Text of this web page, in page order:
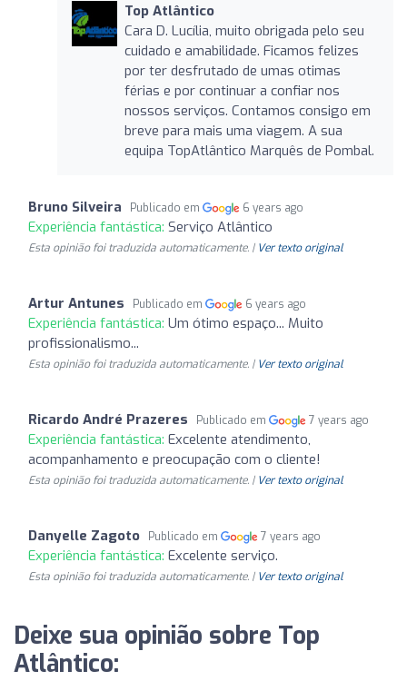
Top Atlântico
Cara D. Lucília, muito obrigada pelo seu
cuidado e amabilidade. Ficamos felizes
por ter desfrutado de umas otimas
férias e por continuar a confiar nos
nossos serviços. Contamos consigo em
breve para mais uma viagem. A sua
equipa TopAtlântico Marquês de Pombal.
Bruno Silveira Publicado em 6 years ago
Experiência fantástica: Serviço Atlântico
Esta opinião foi traduzida automaticamente. | Ver texto original
Artur Antunes Publicado em 6 years ago
Experiência fantástica: Um ótimo espaço... Muito
profissionalismo...
Esta opinião foi traduzida automaticamente. | Ver texto original
Ricardo André Prazeres Publicado em 7 years ago
Experiência fantástica: Excelente atendimento,
acompanhamento e preocupação com o cliente!
Esta opinião foi traduzida automaticamente. | Ver texto original
Danyelle Zagoto Publicado em 7 years ago
Experiência fantástica: Excelente serviço.
Esta opinião foi traduzida automaticamente. | Ver texto original
Deixe sua opinião sobre Top
Atlântico: